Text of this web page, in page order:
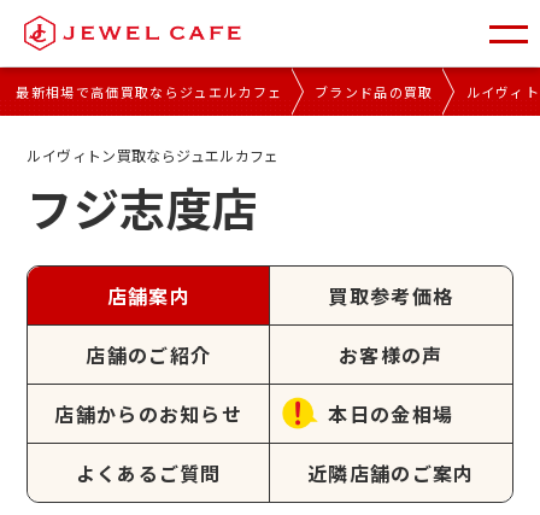
最新相場で高価買取ならジュエルカフェ ブランド品の買取 ルイヴィ
ルイヴィトン買取ならジュエルカフェ
フジ志度店
店舗案内 買取参考価格
店舗のご紹介 お客様の声
店舗からのお知らせ 本日の金相場
よくあるご質問 近隣店舗のご案内